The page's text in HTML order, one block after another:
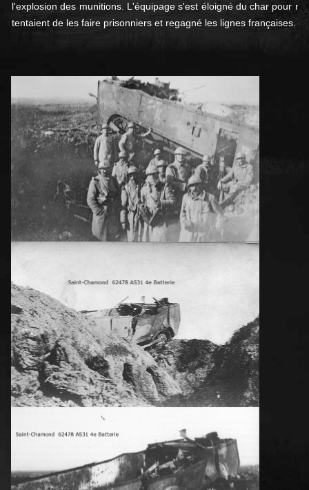
l'explosion des munitions. L'équipage s'est éloigné du char pour
tentaient de les faire prisonniers et regagné les lignes françaises.